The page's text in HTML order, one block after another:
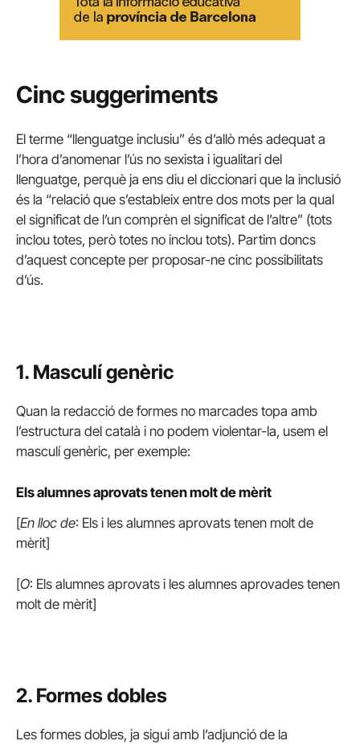
Cinc suggeriments
El terme “llenguatge inclusiu” és d’allò més adequat a
l’hora d’anomenar l’ús no sexista i igualitari del
llenguatge, perquè ja ens diu el diccionari que la inclusió
és la “relació que s’estableix entre dos mots per la qual
el significat de l’un comprèn el significat de l’altre” (tots
inclou totes, però totes no inclou tots). Partim doncs
d’aquest concepte per proposar-ne cinc possibilitats
d’ús.
1. Masculí genèric
Quan la redacció de formes no marcades topa amb
l’estructura del català i no podem violentar-la, usem el
masculí genèric, per exemple:
Els alumnes aprovats tenen molt de mèrit
[En lloc de: Els i les alumnes aprovats tenen molt de
mèrit]
[O: Els alumnes aprovats i les alumnes aprovades tenen
molt de mèrit]
2. Formes dobles
Les formes dobles, ja sigui amb l’adjunció de la